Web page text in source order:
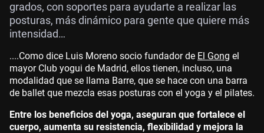
grados, con soportes para ayudarte a realizar las
posturas, más dinámico para gente que quiere más
intensidad…
....Como dice Luis Moreno socio fundador de El Gong el
mayor Club yogui de Madrid, ellos tienen, incluso, una
modalidad que se llama Barre, que se hace con una barra
de ballet que mezcla esas posturas con el yoga y el pilates.
Entre los beneficios del yoga, aseguran que fortalece el
cuerpo, aumenta su resistencia, flexibilidad y mejora la